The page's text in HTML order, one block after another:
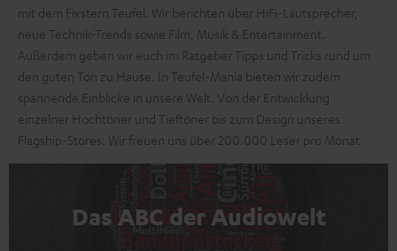
mit dem Fixstern Teufel. Wir berichten über HiFi-Lautsprecher,
neue Technik-Trends sowie Film, Musik & Entertainment.
Außerdem geben wir euch im Ratgeber Tipps und Tricks rund um
den guten Ton zu Hause. In Teufel-Mania bieten wir zudem
spannende Einblicke in unsere Welt. Von der Entwicklung
einzelner Hochtöner und Tieftöner bis zum Design unseres
Flagship-Stores. Wir freuen uns über 200.000 Leser pro Monat.
Das ABC der Audiowelt